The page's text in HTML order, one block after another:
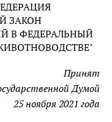
ЗАКОН
В ФЕДЕРАЛЬНЫЙ
Принят
Думой
25 ноября 2021 года